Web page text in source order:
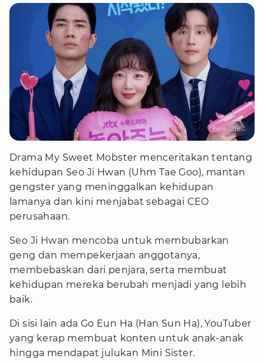
Foto : JTBC
Drama My Sweet Mobster menceritakan tentang
kehidupan Seo Ji Hwan (Uhm Tae Goo), mantan
gengster yang meninggalkan kehidupan
lamanya dan kini menjabat sebagai CEO
perusahaan.
Seo Ji Hwan mencoba untuk membubarkan
geng dan mempekerjaan anggotanya,
membebaskan dari penjara, serta membuat
kehidupan mereka berubah menjadi yang lebih
baik.
Di sisi lain ada Go Eun Ha (Han Sun Ha), YouTuber
yang kerap membuat konten untuk anak-anak
hingga mendapat julukan Mini Sister.